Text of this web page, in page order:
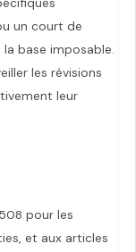
un court de
base imposable.
les révisions
leur
pour les
et aux articles